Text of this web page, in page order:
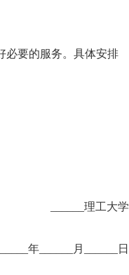
必要的服务。具体安排
______理工大学
年______月______日